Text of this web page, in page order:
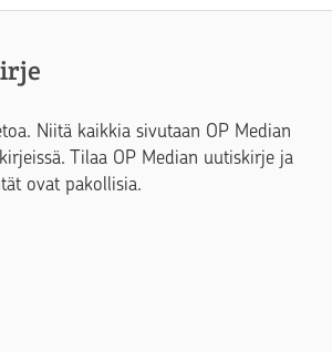
Niitä kaikkia sivutaan OP Median
Tilaa OP Median uutiskirje ja
ovat pakollisia.